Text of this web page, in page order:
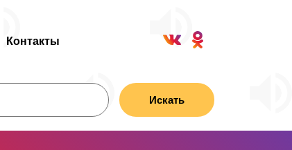
Контакты
Искать